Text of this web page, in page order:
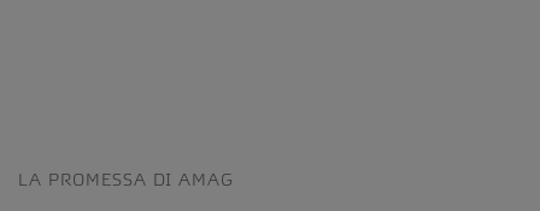
LA PROMESSA DI AMAG